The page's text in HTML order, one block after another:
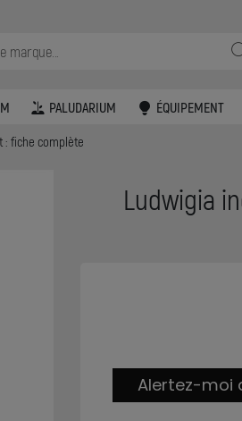
PALUDARIUM ÉQUIPEMENT
: fiche complète
Ludwigia
Alertez-moi